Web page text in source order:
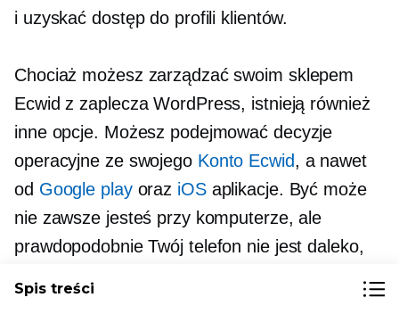
i uzyskać dostęp do profili klientów.
Chociaż możesz zarządzać swoim sklepem
Ecwid z zaplecza WordPress, istnieją również
inne opcje. Możesz podejmować decyzje
operacyjne ze swojego Konto Ecwid, a nawet
od Google playoraz iOSaplikacje. Być może
nie zawsze jesteś przy komputerze, ale
prawdopodobnie Twój telefon nie jest daleko,
Spis treści